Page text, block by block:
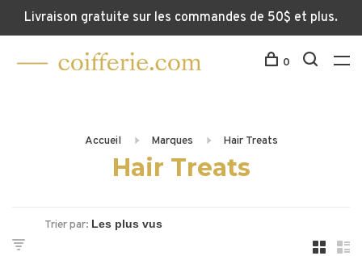
Livraison gratuite sur les commandes de 50$ et plus.
0
Accueil Marques Hair Treats
Hair Treats
Trier par: